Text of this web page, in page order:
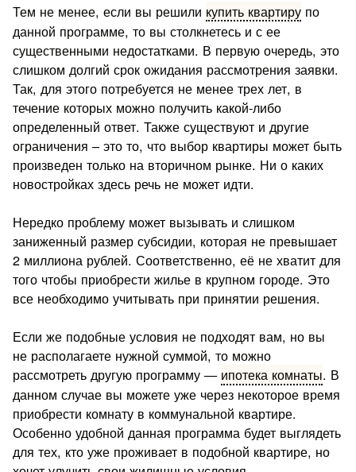
Тем не менее, если вы решили купить квартиру по
данной программе, то вы столкнетесь и с ее
существенными недостатками. В первую очередь, это
слишком долгий срок ожидания рассмотрения заявки.
Так, для этого потребуется не менее трех лет, в
течение которых можно получить какой-либо
определенный ответ. Также существуют и другие
ограничения – это то, что выбор квартиры может быть
произведен только на вторичном рынке. Ни о каких
новостройках здесь речь не может идти.
Нередко проблему может вызывать и слишком
заниженный размер субсидии, которая не превышает
2 миллиона рублей. Соответственно, её не хватит для
того чтобы приобрести жилье в крупном городе. Это
все необходимо учитывать при принятии решения.
Если же подобные условия не подходят вам, но вы
не располагаете нужной суммой, то можно
рассмотреть другую программу — ипотека комнаты. В
данном случае вы можете уже через некоторое время
приобрести комнату в коммунальной квартире.
Особенно удобной данная программа будет выглядеть
для тех, кто уже проживает в подобной квартире, но